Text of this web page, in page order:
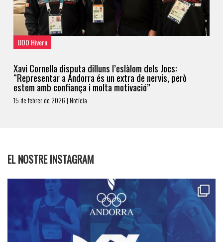
JJOO Hivern
Xavi Cornella disputa dilluns l’eslàlom dels Jocs:
“Representar a Andorra és un extra de nervis, però
estem amb confiança i molta motivació”
15 de febrer de 2026 | Notícia
EL NOSTRE INSTAGRAM